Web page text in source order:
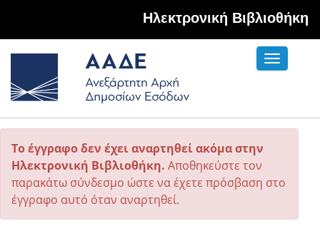
Hλεκτρονική Βιβλιοθήκη
Toggle
Το έγγραφο δεν έχει αναρτηθεί ακόμα στην
Ηλεκτρονική Βιβλιοθήκη. Αποθηκεύστε τον
παρακάτω σύνδεσμο ώστε να έχετε πρόσβαση στο
έγγραφο αυτό όταν αναρτηθεί.